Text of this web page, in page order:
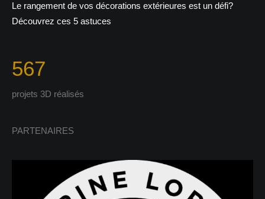
Le rangement de vos décorations extérieures est un défi?
Découvrez ces 5 astuces
567
projets 3D réalisés
PARTENAIRES